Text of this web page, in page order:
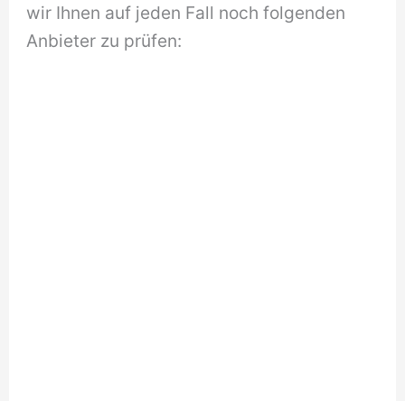
wir Ihnen auf jeden Fall noch folgenden
Anbieter zu prüfen: